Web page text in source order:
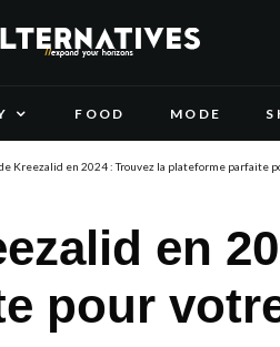
FOOD MODE
Kreezalid en 2024 : Trouvez la plateforme parfaite
en
pour